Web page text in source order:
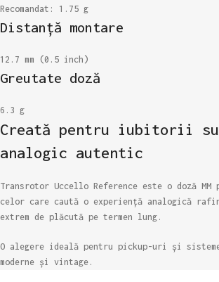
Recomandat: 1.75 g
Distanță montare
12.7 mm (0.5 inch)
Greutate doză
6.3 g
Creată pentru iubitorii
analogic autentic
Transrotor Uccello Reference este o doză MM
celor care caută o experiență analogică
extrem de plăcută pe termen lung.
O alegere ideală pentru pickup-uri și
moderne și vintage.